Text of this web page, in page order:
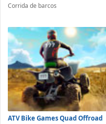
Corrida de barcos
ATV Bike Games Quad Offroad